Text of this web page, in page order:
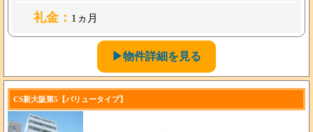
礼金： 1ヵ月
▶物件詳細を見る
CS新大阪第5【バリュータイプ】